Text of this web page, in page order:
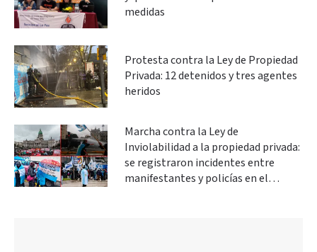
medidas
Protesta contra la Ley de Propiedad
Privada: 12 detenidos y tres agentes
heridos
Marcha contra la Ley de
Inviolabilidad a la propiedad privada:
se registraron incidentes entre
manifestantes y policías en el